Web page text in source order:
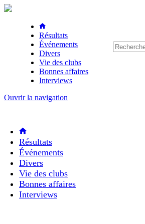
Résultats
Événements
Divers
Vie des clubs
Bonnes affaires
Interviews
Ouvrir la navigation
Résultats
Événements
Divers
Vie des clubs
Bonnes affaires
Interviews